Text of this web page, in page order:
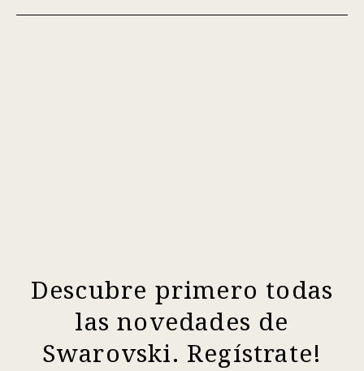
Descubre primero todas
las novedades de
Swarovski. Regístrate!